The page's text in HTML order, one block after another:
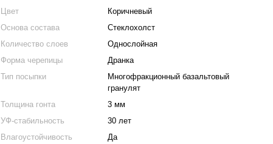
Цвет
Коричневый
Основа состава
Стеклохолст
Количество слоев
Однослойная
Форма черепицы
Дранка
Тип посыпки
Многофракционный базальтовый
гранулят
Толщина гонта
3 мм
УФ-стабильность
30 лет
Влагоустойчивость
Да